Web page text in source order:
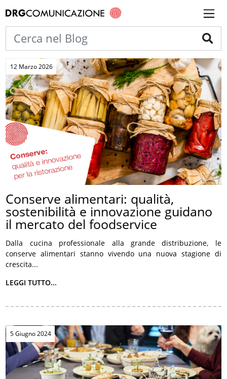
Conserve alimentari: qualità,
sostenibilità e innovazione guidano
il mercato del foodservice
12 Marzo 2026
Dalla cucina professionale alla grande distribuzione, le
conserve alimentari stanno vivendo una nuova stagione di
crescita...
LEGGI TUTTO...
5 Giugno 2024